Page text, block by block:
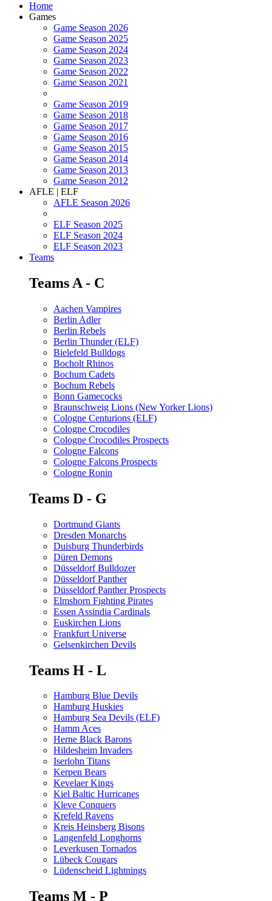
Home
Games
Game Season 2026
Game Season 2025
Game Season 2024
Game Season 2023
Game Season 2022
Game Season 2021
Game Season 2019
Game Season 2018
Game Season 2017
Game Season 2016
Game Season 2015
Game Season 2014
Game Season 2013
Game Season 2012
AFLE | ELF
AFLE Season 2026
ELF Season 2025
ELF Season 2024
ELF Season 2023
Teams
Teams A - C
Aachen Vampires
Berlin Adler
Berlin Rebels
Berlin Thunder (ELF)
Bielefeld Bulldogs
Bocholt Rhinos
Bochum Cadets
Bochum Rebels
Bonn Gamecocks
Braunschweig Lions (New Yorker Lions)
Cologne Centurions (ELF)
Cologne Crocodiles
Cologne Crocodiles Prospects
Cologne Falcons
Cologne Falcons Prospects
Cologne Ronin
Teams D - G
Dortmund Giants
Dresden Monarchs
Duisburg Thunderbirds
Düren Demons
Düsseldorf Bulldozer
Düsseldorf Panther
Düsseldorf Panther Prospects
Elmshorn Fighting Pirates
Essen Assindia Cardinals
Euskirchen Lions
Frankfurt Universe
Gelsenkirchen Devils
Teams H - L
Hamburg Blue Devils
Hamburg Huskies
Hamburg Sea Devils (ELF)
Hamm Aces
Herne Black Barons
Hildesheim Invaders
Iserlohn Titans
Kerpen Bears
Kevelaer Kings
Kiel Baltic Hurricanes
Kleve Conquers
Krefeld Ravens
Kreis Heinsberg Bisons
Langenfeld Longhorns
Leverkusen Tornados
Lübeck Cougars
Lüdenscheid Lightnings
Teams M - P